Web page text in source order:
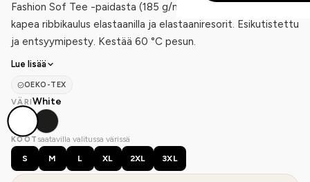
Fashion Sof Tee -paidasta (185 g/m²). Muotoiltu vartalo,
kapea ribbikaulus elastaanilla ja elastaaniresorit. Esikutistettu
ja entsyymipesty. Kestää 60 °C pesun.
Lue lisää
OEKO-TEX
VÄRIWhite
KOOT saatavilla valitussa värissä
S
M L XL 2XL 3XL